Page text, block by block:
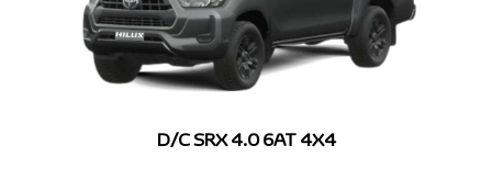
D/C SRX 4.0 6AT 4X4